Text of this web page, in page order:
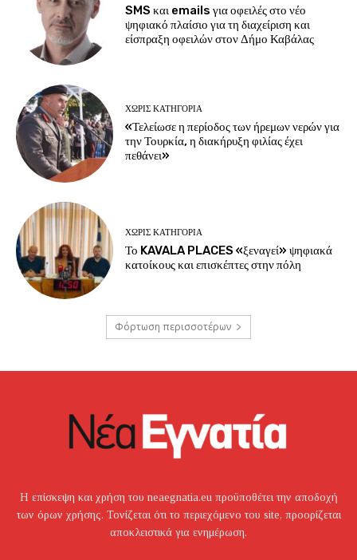
SMS και emails για οφειλές στο νέο
ψηφιακό πλαίσιο για τη διαχείριση και
είσπραξη οφειλών στον Δήμο Καβάλας
ΧΩΡΊΣ ΚΑΤΗΓΟΡΊΑ
«Τελείωσε η περίοδος των ήρεμων νερών για
την Τουρκία, η διακήρυξη φιλίας έχει
πεθάνει»
ΧΩΡΊΣ ΚΑΤΗΓΟΡΊΑ
Το KAVALA PLACES «ξεναγεί» ψηφιακά
κατοίκους και επισκέπτες στην πόλη
Φόρτωση περισσοτέρων
Η επίσκεψη και χρήση του neaegnatia.eu προϋποθέτει την αποδοχή
των όρων χρήσης. Τονίζεται ότι το περιεχόμενο του site, προορίζεται
αποκλειστικά για ενημέρωση.